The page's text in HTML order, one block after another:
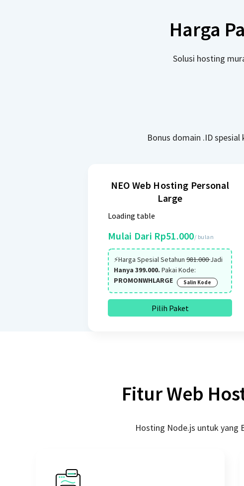
Harga
Solusi hosting
Bonus domain .ID
NEO Web Hosting Personal
Large
Loading table
Mulai Dari Rp51.000/ bulan
⚡Harga Spesial Setahun 981.000Jadi
Hanya 399.000. Pakai Kode:
PROMONWHLARGE
Salin Kode
Pilih Paket
Fitur Web
Hosting Node.js untuk yang